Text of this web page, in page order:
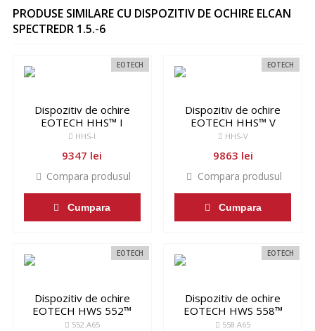
PRODUSE SIMILARE CU DISPOZITIV DE OCHIRE ELCAN
SPECTREDR 1.5.-6
EOTECH
Dispozitiv de ochire
EOTECH HHS™ I
HHS-I
9347 lei
Compara produsul
Cumpara
EOTECH
Dispozitiv de ochire
EOTECH HHS™ V
HHS-V
9863 lei
Compara produsul
Cumpara
EOTECH
Dispozitiv de ochire
EOTECH HWS 552™
552.A65
EOTECH
Dispozitiv de ochire
EOTECH HWS 558™
558.A65